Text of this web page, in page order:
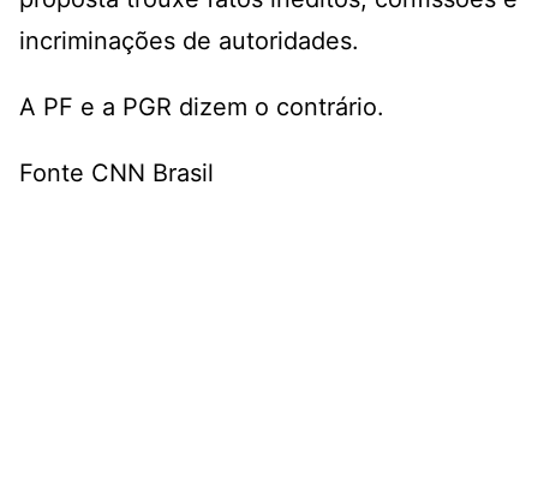
incriminações de autoridades.
A PF e a PGR dizem o contrário.
Fonte CNN Brasil